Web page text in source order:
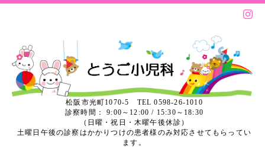
松阪市光町1070-5 TEL 0598-26-1010
診察時間： 9:00～12:00 / 15:30～18:30
（日曜・祝日・木曜午後休診）
土曜日午後の診察はかかりつけの患者様のみ対応させてもらってい
ます。